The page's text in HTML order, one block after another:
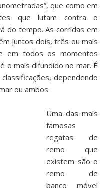
que como em
que lutam contra o
do tempo. As corridas em
juntos dois, três ou mais
em todos os momentos
o mais difundido no mar. É
dependendo
ou ambos.
Uma das mais
famosas
regatas de
remo que
existem são o
remo de
banco móvel